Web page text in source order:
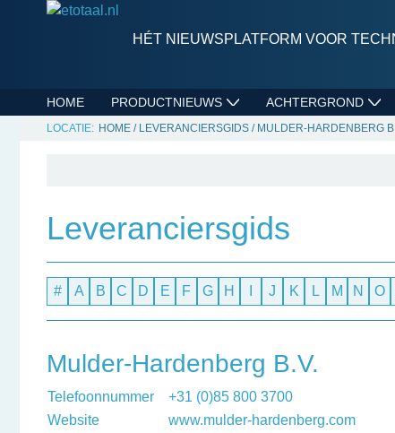
HÉT NIEUWSPLATFORM VOOR
HOME PRODUCTNIEUWS ACHTERGROND
HOME / LEVERANCIERSGIDS / MULDER-HARDENBERG
Leveranciersgids
# A B C D E F G H J K L M N O
Mulder-Hardenberg B.V.
Telefoonnummer
+31 (0)85 800 3700
Website
www.mulder-hardenberg.com